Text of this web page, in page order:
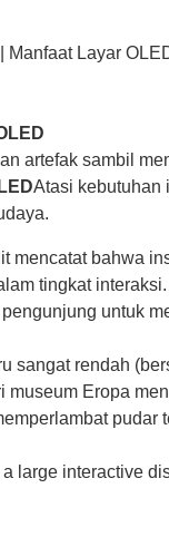
Layar
artefak sambil
Atasi kebutuhan
mencatat bahwa
tingkat
untuk
sangat rendah
museum Eropa
pudar